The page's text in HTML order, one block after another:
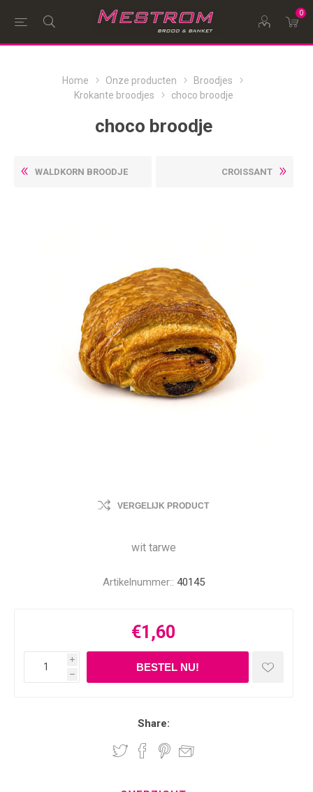
0
Home Onze producten
Broodjes
Krokante broodjes
choco broodje
choco broodje
WALDKORN BROODJE CROISSANT
VERGELIJK PRODUCT
wit tarwe
Artikelnummer:: 40145
€1,60
i
h
Share: